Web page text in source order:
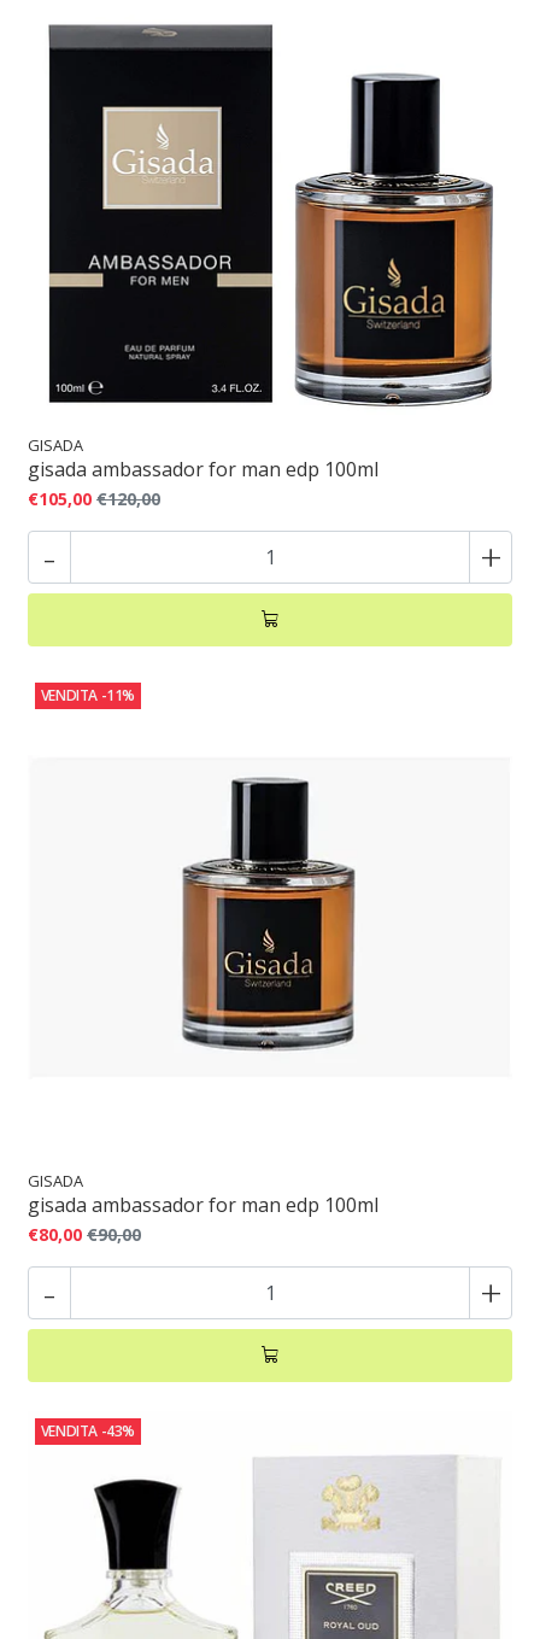
GISADA
gisada ambassador for man edp 100ml
€105,00 €120,00
- +
VENDITA -11%
GISADA
gisada ambassador for man edp 100ml
€80,00 €90,00
- +
VENDITA -43%